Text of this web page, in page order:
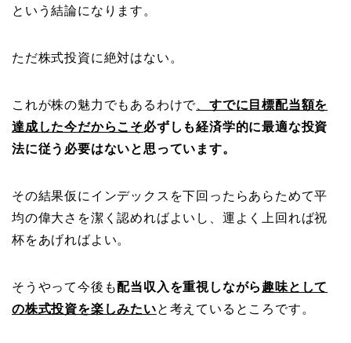
という結論になります。
ただ株式投資に絶対はない。
これが株の魅力でもあるわけで、すでに目標配当額を
達成した今だからこそ必ずしも経済学的に最適な投資
法に従う必要はないと思っています。
その結果仮にインデックスを下回ったらあらためて平
均の偉大さを潔く認めればよいし、運よく上回れば祝
杯をあげればよい。
そうやって今後も配当収入を重視しながら 趣味として
の株式投資を楽しみたいと考えているところです。